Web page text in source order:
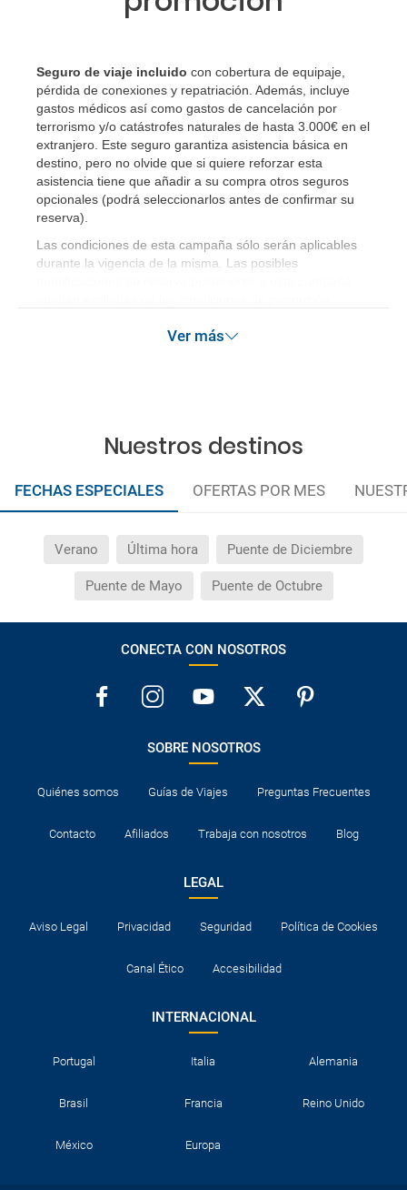
Seguro de viaje incluido con cobertura de equipaje,
pérdida de conexiones y repatriación. Además, incluye
gastos médicos así como gastos de cancelación por
terrorismo y/o catástrofes naturales de hasta 3.000€ en el
extranjero. Este seguro garantiza asistencia básica en
destino, pero no olvide que si quiere reforzar esta
asistencia tiene que añadir a su compra otros seguros
opcionales (podrá seleccionarlos antes de confirmar su
reserva)
Las condiciones de esta campaña sólo serán aplicables
durante la vigencia de la misma. Las posibles
Ver más
Nuestros destinos
FECHAS ESPECIALES OFERTAS POR MES
Verano Última hora Puente de Diciembre
Puente de Mayo Puente de Octubre
CONECTA CON NOSOTROS
SOBRE NOSOTROS
Quiénes somos Guías de Viajes Preguntas Frecuentes
Contacto Afiliados Trabaja con nosotros Blog
LEGAL
Aviso Legal Privacidad Seguridad Política de Cookies
Canal Ético Accesibilidad
INTERNACIONAL
Portugal Italia Alemania
Brasil Francia Reino Unido
México Europa